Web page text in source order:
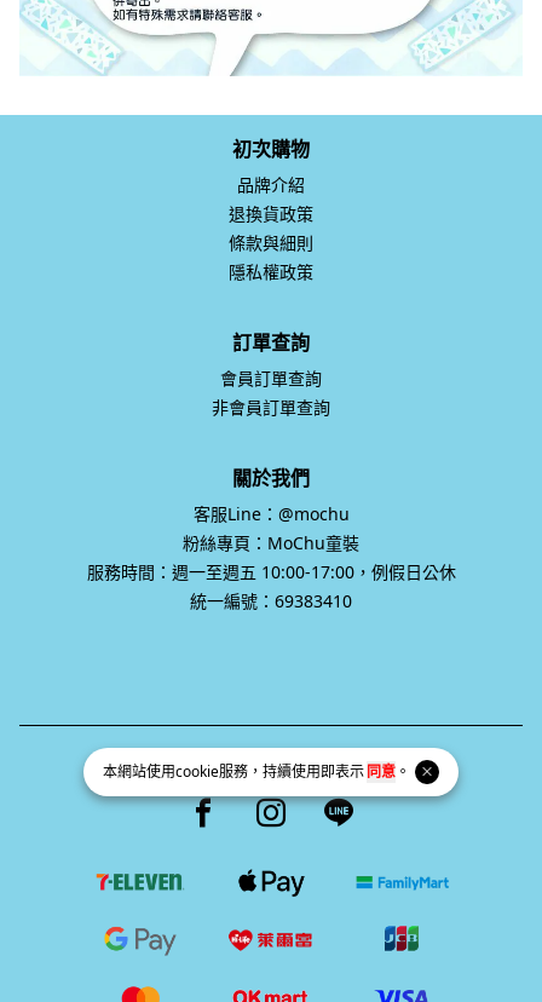
本網站使用cookie服務，持續使用即表示同意 。
初次購物
品牌介紹
退換貨政策
條款與細則
隱私權政策
訂單查詢
會員訂單查詢
非會員訂單查詢
關於我們
客服Line：@mochu
粉絲專頁：MoChu童裝
服務時間：週一至週五 10:00-17:00，例假日公休
統一編號：69383410
統一編號 69383410
Facebook pageInstagram page
Line page